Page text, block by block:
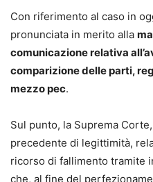
Con riferimento al caso in
pronunciata in merito alla
comunicazione relativa
comparizione delle parti,
mezzo pec.
Sul punto, la Suprema
precedente di legittimità,
ricorso di fallimento tramite
che, al fine del